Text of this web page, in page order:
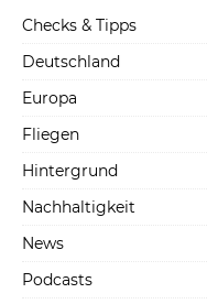
Checks & Tipps
Deutschland
Europa
Fliegen
Hintergrund
Nachhaltigkeit
News
Podcasts